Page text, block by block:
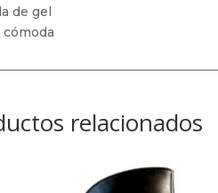
de gel
relacionados